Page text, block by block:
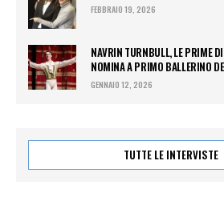
FEBBRAIO 19, 2026
NAVRIN TURNBULL, LE PRIME
NOMINA A PRIMO BALLERINO
GENNAIO 12, 2026
TUTTE LE INTERVISTE